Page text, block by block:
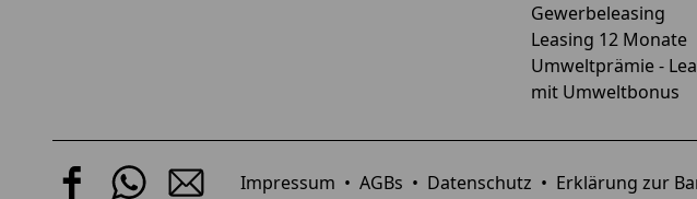
Gewerbeleasing
Leasing 12 Monate
Umweltprämie -
mit Umweltbonus
Impressum • AGBs • Datenschutz • Erklärung zur